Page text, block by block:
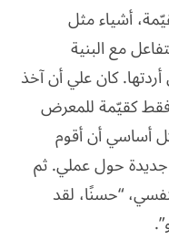
أشياء مثل
مع البنية
أردتها. كان علي أن آخذ
فقط كقيّمة للمعرض
أساسي أن أقوم
حول عملي. ثم
“حسنًا، لقد